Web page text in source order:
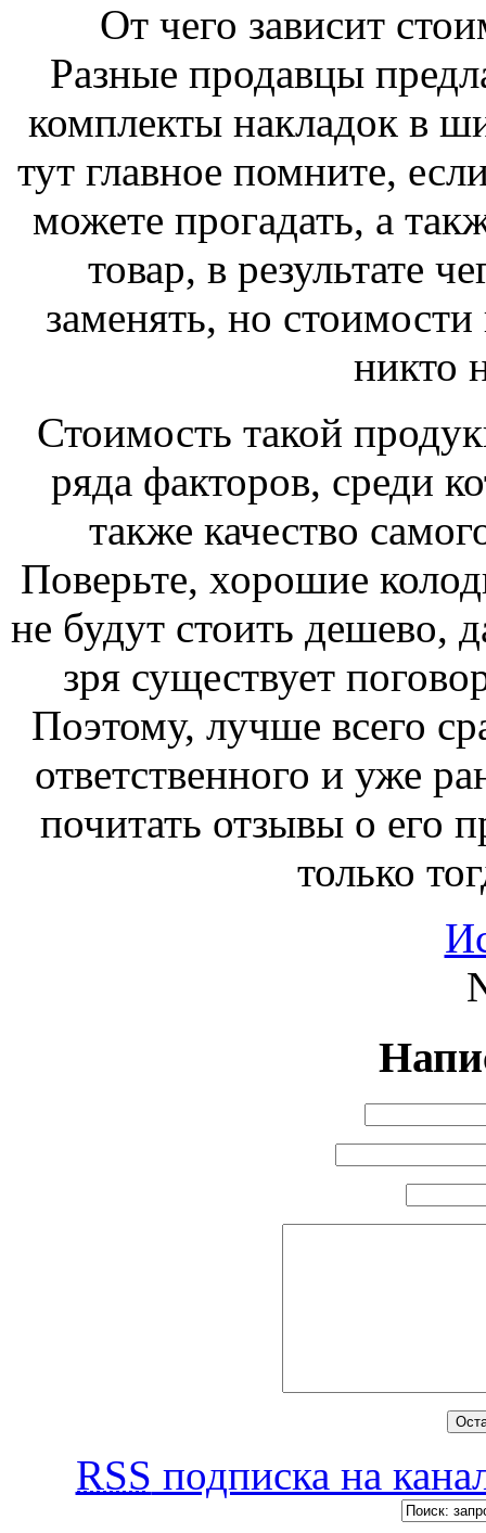
От чего зависит
Разные продавцы
комплекты накладок в
тут главное помните,
можете прогадать, а
товар, в результате
заменять, но
никто
Стоимость такой
ряда факторов, среди
также качество
Поверьте, хорошие
не будут стоить дешево,
зря существует
Поэтому, лучше всего
ответственного и уже
почитать отзывы о его
только
RSS подписка на